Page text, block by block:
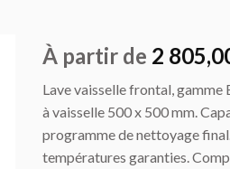
À partir de 2
Lave vaisselle frontal,
à vaisselle 500 x 500 mm.
programme de nettoyage
températures garanties.